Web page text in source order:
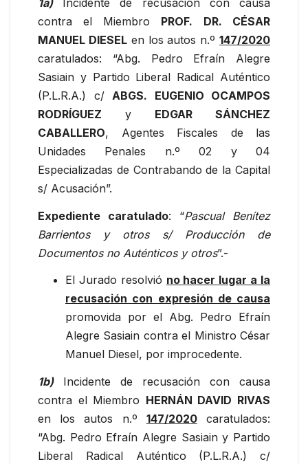
contra el Miembro PROF.
DR. CÉSAR
MANUEL DIESELen los autos n.º147/2020
caratulados: “Abg. Pedro Efraín Alegre
Sasiain y Partido Liberal Radical Auténtico
(P.L.R.A.) c/ ABGS. EUGENIO OCAMPOS
RODRÍGUEZ y EDGAR SÁNCHEZ
CABALLERO, Agentes Fiscales de las
Unidades Penales n.º 02 y 04
Especializadas de Contrabando de la Capital
s/ Acusación”.
Expediente caratulado: “Pascual Benítez
Barrientos y otros s/ Producción de
Documentos no Auténticos y otros”.-
El Jurado resolvió no hacer lugar a la
recusación con expresión de causa
promovida por el Abg. Pedro Efraín
Alegre Sasiain contra el Ministro César
Manuel Diesel, por improcedente.
1b)Incidente de recusación con causa
contra el Miembro HERNÁN DAVID RIVAS
en los autos n.º 147/2020caratulados:
“Abg. Pedro Efraín Alegre Sasiain y Partido
Liberal Radical Auténtico (P.L.R.A.) c/